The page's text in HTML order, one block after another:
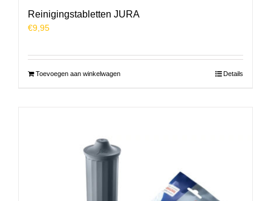
Reinigingstabletten JURA
€9,95
Toevoegen aan winkelwagen Details